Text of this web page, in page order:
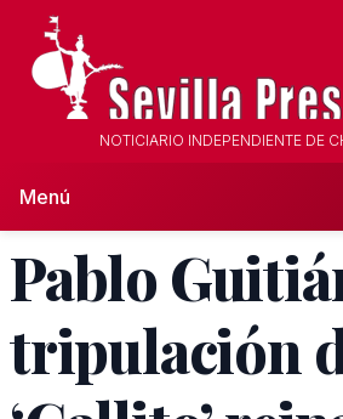
NOTICIARIO INDEPENDIENTE DE
Menú
Pablo
tripulación